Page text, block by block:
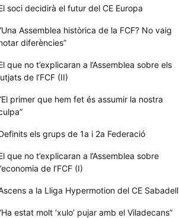
soci decidirà el futur del CE Europa
Assemblea històrica de la FCF? No vaig
diferències”
que no t’explicaran a l’Assemblea sobre els
de l’FCF (II)
primer que hem fet és assumir la nostra
els grups de 1a i 2a Federació
que no t’explicaran a l’Assemblea sobre
de l’FCF (I)
a la Lliga Hypermotion del CE Sabadell
estat molt ‘xulo’ pujar amb el Viladecans”